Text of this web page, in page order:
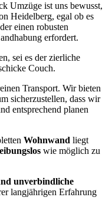
Umzüge ist uns bewusst,
Heidelberg, egal ob es
einen robusten
erfordert.
sei es der zierliche
Couch.
Transport. Wir bieten
sicherzustellen, dass wir
entsprechend planen
Wohnwand liegt
wie möglich zu
unverbindliche
langjährigen Erfahrung